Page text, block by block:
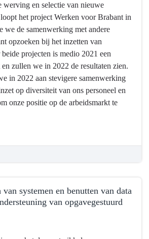
werving en selectie van nieuwe
het project Werken voor Brabant in
we de samenwerking met andere
opzoeken bij het inzetten van
projecten is medio 2021 een
zullen we in 2022 de resultaten zien.
in 2022 aan stevigere samenwerking
op diversiteit van ons personeel en
onze positie op de arbeidsmarkt te
systemen en benutten van data
van opgavegestuurd